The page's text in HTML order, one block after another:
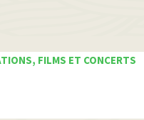
FILMS ET CONCERTS